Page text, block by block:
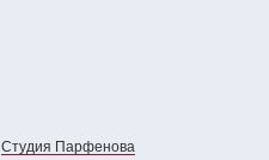
Cтудия Парфенова